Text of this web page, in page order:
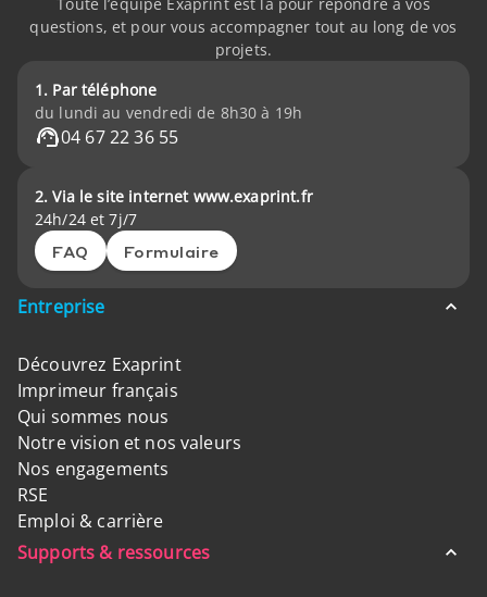
questions, et pour vous accompagner tout au long de vos
projets.
1. Par téléphone
du lundi au vendredi de 8h30 à 19h
04 67 22 36 55
2. Via le site internet www.exaprint.fr
24h/24 et 7j/7
FAQ Formulaire
Entreprise
Découvrez Exaprint
Imprimeur français
Qui sommes nous
Notre vision et nos valeurs
Nos engagements
RSE
Emploi & carrière
Supports & ressources